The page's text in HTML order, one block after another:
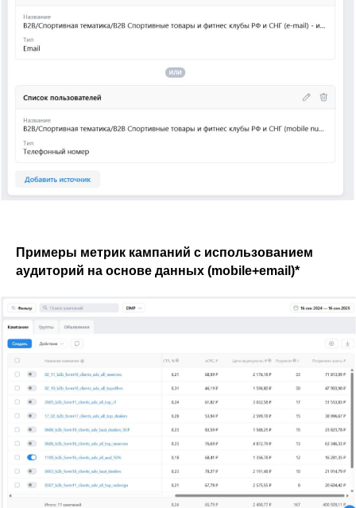
Примеры метрик кампаний с использованием
аудиторий на основе данных (mobile+email)*